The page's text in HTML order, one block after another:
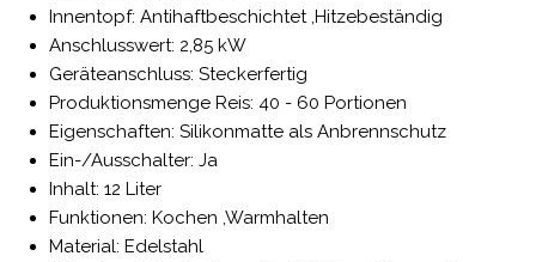
Innentopf: Antihaftbeschichtet ,Hitzebeständig
Anschlusswert: 2,85 kW
Geräteanschluss: Steckerfertig
Produktionsmenge Reis: 40 - 60 Portionen
Eigenschaften: Silikonmatte als Anbrennschutz
Ein-/Ausschalter: Ja
Inhalt: 12 Liter
Funktionen: Kochen ,Warmhalten
Material: Edelstahl